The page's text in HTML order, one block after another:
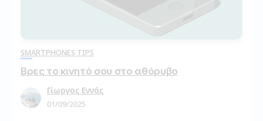
SMARTPHONES TIPS
Βρες το κινητό σου στο αθόρυβο
Γίωργος Εννάς
01/09/2025